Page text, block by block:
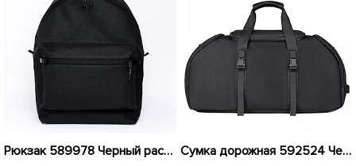
Рюкзак 589978 Черный распродажа Сумка дорожная 592524 Черная